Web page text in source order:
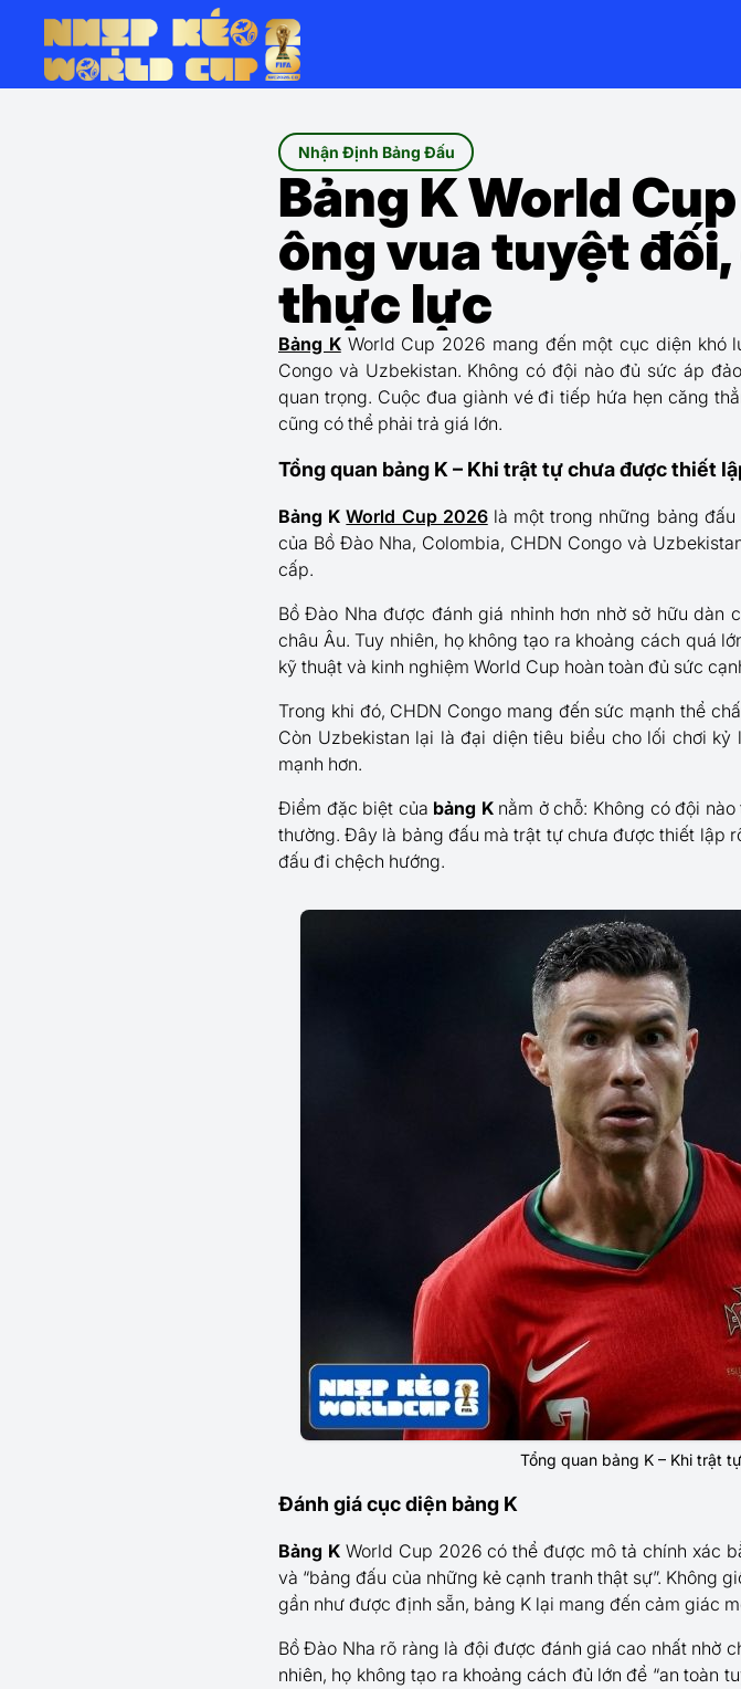
Nhận Định Bảng Đấu
Bảng K World
ông vua tuyệt
thực lực
Bảng KWorld Cup 2026 mang đến một cục diện khó
Congo và Uzbekistan. Không có đội nào đủ sức áp
quan trọng. Cuộc đua giành vé đi tiếp hứa hẹn căng
cũng có thể phải trả giá lớn.
Tổng quan bảng K – Khi trật tự chưa được thiết
Bảng K World Cup 2026là một trong những bảng đấu
của Bồ Đào Nha, Colombia, CHDN Congo và
cấp.
Bồ Đào Nha được đánh giá nhỉnh hơn nhờ sở hữu
châu Âu. Tuy nhiên, họ không tạo ra khoảng cách quá
kỹ thuật và kinh nghiệm World Cup hoàn toàn đủ sức
Trong khi đó, CHDN Congo mang đến sức mạnh thể
Còn Uzbekistan lại là đại diện tiêu biểu cho lối chơi
mạnh hơn.
Điểm đặc biệt của bảng Knằm ở chỗ: Không có đội nào
thường. Đây là bảng đấu mà trật tự chưa được thiết lập
đấu đi chệch hướng.
Tổng quan bảng K – Khi trật
Đánh giá cục diện bảng K
Bảng KWorld Cup 2026 có thể được mô tả chính xác
và “bảng đấu của những kẻ cạnh tranh thật sự”. Không
gần như được định sẵn, bảng K lại mang đến cảm giác
Bồ Đào Nha rõ ràng là đội được đánh giá cao nhất nhờ
nhiên, họ không tạo ra khoảng cách đủ lớn để “an toàn